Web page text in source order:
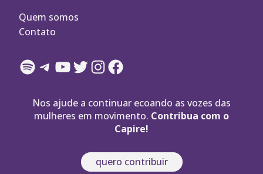
Quem somos
Contato
Spotify
Telegram
YouTube
Twitter
Instagram
Facebook
Nos ajude a continuar ecoando as vozes das
mulheres em movimento. Contribua com o
Capire!
quero contribuir